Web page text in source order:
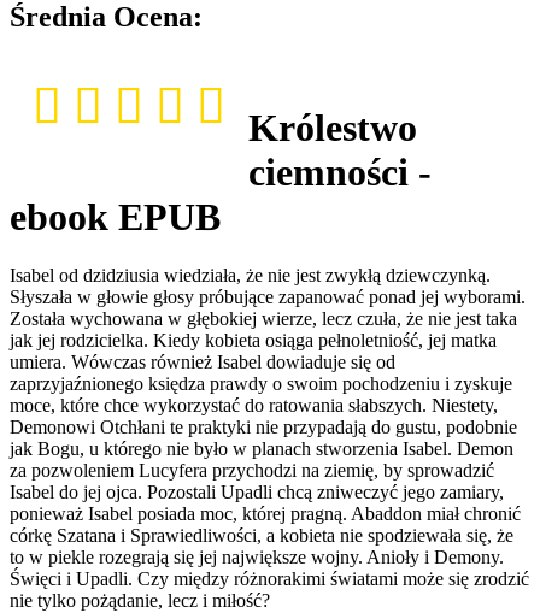
Średnia Ocena:
Królestwo
ciemności -
ebook EPUB
Isabel od dzidziusia wiedziała, że nie jest zwykłą dziewczynką.
Słyszała w głowie głosy próbujące zapanować ponad jej wyborami.
Została wychowana w głębokiej wierze, lecz czuła, że nie jest taka
jak jej rodzicielka. Kiedy kobieta osiąga pełnoletniość, jej matka
umiera. Wówczas również Isabel dowiaduje się od
zaprzyjaźnionego księdza prawdy o swoim pochodzeniu i zyskuje
moce, które chce wykorzystać do ratowania słabszych. Niestety,
Demonowi Otchłani te praktyki nie przypadają do gustu, podobnie
jak Bogu, u którego nie było w planach stworzenia Isabel. Demon
za pozwoleniem Lucyfera przychodzi na ziemię, by sprowadzić
Isabel do jej ojca. Pozostali Upadli chcą zniweczyć jego zamiary,
ponieważ Isabel posiada moc, której pragną. Abaddon miał chronić
córkę Szatana i Sprawiedliwości, a kobieta nie spodziewała się, że
to w piekle rozegrają się jej największe wojny. Anioły i Demony.
Święci i Upadli. Czy między różnorakimi światami może się zrodzić
nie tylko pożądanie, lecz i miłość?